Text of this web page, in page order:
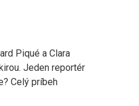
Piqué a Clara
Jeden reportér
Celý príbeh